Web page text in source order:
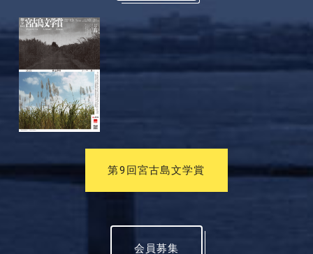
第9回宮古島文学賞
会員募集